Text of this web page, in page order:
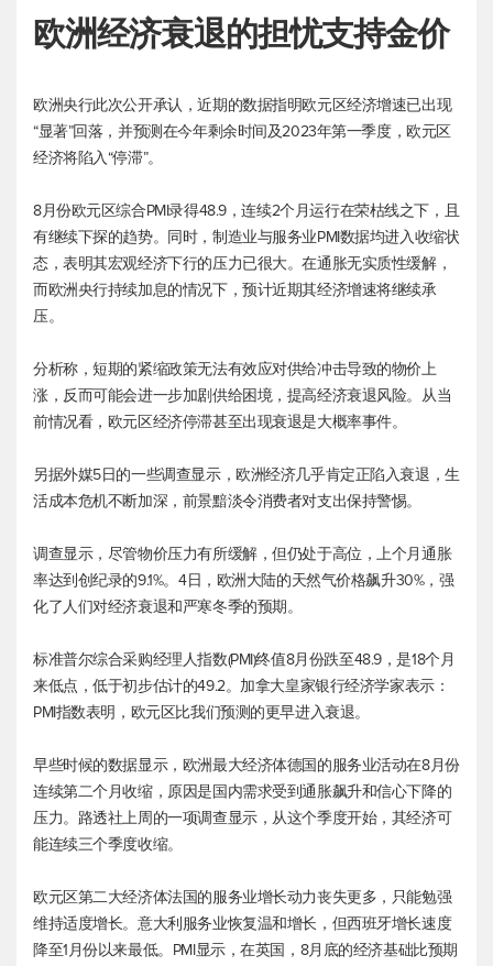
欧洲经济衰退的担忧支持金价
欧洲央行此次公开承认，近期的数据指明欧元区经济增速已出现
“显著”回落，并预测在今年剩余时间及2023年第一季度，欧元区
经济将陷入“停滞”。
8月份欧元区综合PMI录得48.9，连续2个月运行在荣枯线之下，且
有继续下探的趋势。同时，制造业与服务业PMI数据均进入收缩状
态，表明其宏观经济下行的压力已很大。在通胀无实质性缓解，
而欧洲央行持续加息的情况下，预计近期其经济增速将继续承
压。
分析称，短期的紧缩政策无法有效应对供给冲击导致的物价上
涨，反而可能会进一步加剧供给困境，提高经济衰退风险。从当
前情况看，欧元区经济停滞甚至出现衰退是大概率事件。
另据外媒5日的一些调查显示，欧洲经济几乎肯定正陷入衰退，生
活成本危机不断加深，前景黯淡令消费者对支出保持警惕。
调查显示，尽管物价压力有所缓解，但仍处于高位，上个月通胀
率达到创纪录的9.1%。4日，欧洲大陆的天然气价格飙升30%，强
化了人们对经济衰退和严寒冬季的预期。
标准普尔综合采购经理人指数(PMI)终值8月份跌至48.9，是18个月
来低点，低于初步估计的49.2。加拿大皇家银行经济学家表示：
PMI指数表明，欧元区比我们预测的更早进入衰退。
早些时候的数据显示，欧洲最大经济体德国的服务业活动在8月份
连续第二个月收缩，原因是国内需求受到通胀飙升和信心下降的
压力。路透社上周的一项调查显示，从这个季度开始，其经济可
能连续三个季度收缩。
欧元区第二大经济体法国的服务业增长动力丧失更多，只能勉强
维持适度增长。意大利服务业恢复温和增长，但西班牙增长速度
降至1月份以来最低。PMI显示，在英国，8月底的经济基础比预期